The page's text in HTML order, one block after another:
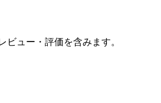
ュー・評価を含みます。